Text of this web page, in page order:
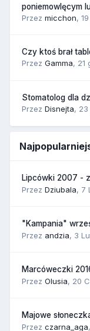
poniemowlęcym
Przez micchon,
Czy ktoś brał
Przez Gamma, 21
Stomatolog dla
Przez Disnejta,
Lipcówki 2007 -
Przez Dziubala, 7
"Kampania"
Przez andzia, 3
Marcóweczki
Przez Olusia, 20
Majowe
Przez czarna_aga,